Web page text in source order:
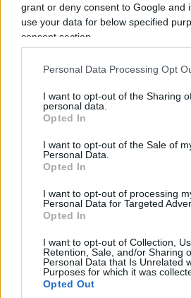
grant or deny consent to Google and
use your data for below specified
consent section.
Personal Data Processing Opt
I want to opt-out of the Sharing
personal data.
Opted In
I want to opt-out of the Sale of
Personal Data.
Opted In
I want to opt-out of processing
Personal Data for Targeted
Opted In
I want to opt-out of Collection,
Retention, Sale, and/or Sharing
Personal Data that Is Unrelated
Purposes for which it was
Opted Out
In tempi normali sono
premier non avrebbe preso
provvedimento,
spagnola invasa
Mediterraneo e che la stessa
con l’Italia. Ciononostante,
intellettuale di riconoscerlo: è
deciso di prendere una